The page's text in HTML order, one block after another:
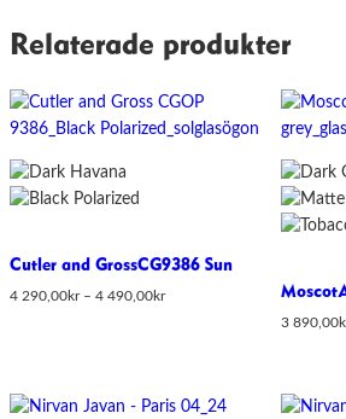
Relaterade produkter
Cutler and GrossCG9386 Sun
4 290,00kr – 4 490,00krPrisintervall:
490,00kr
Moscot
3 890,00